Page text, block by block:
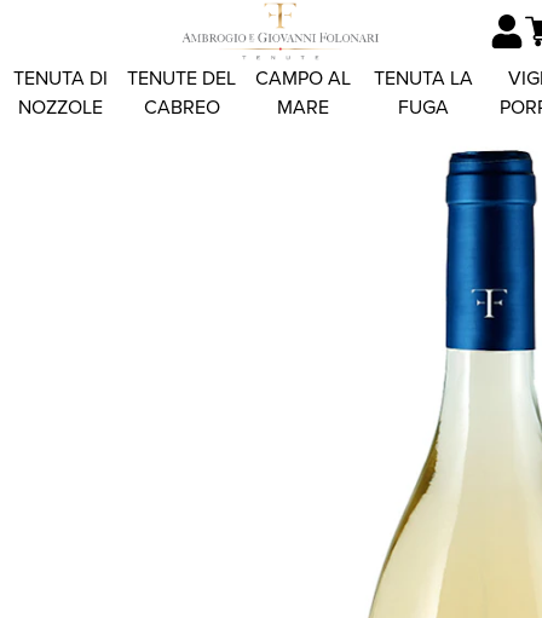
TENUTA DI
NOZZOLE
TENUTE DEL
CABREO
CAMPO AL
MARE
TENUTA LA
FUGA